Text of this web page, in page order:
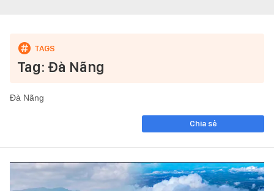
Tag: Đà Nãng
Đà Nãng
Chia sẻ